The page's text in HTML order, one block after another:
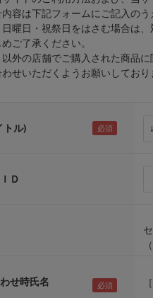
容は下記フォームにご記入のう
曜日・祝祭日をはさむ場合は、
了承ください。
外の店舗でご購入された商品に
いただくようお願いしており
トル)
Ｄ
せ時氏名